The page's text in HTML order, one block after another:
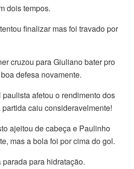
dois tempos.
finalizar mas foi travado por
cruzou para Giuliano bater pro
defesa novamente.
afetou o rendimento dos
caiu consideravelmente!
ajeitou de cabeça e Paulinho
mas a bola foi por cima do gol.
para hidratação.